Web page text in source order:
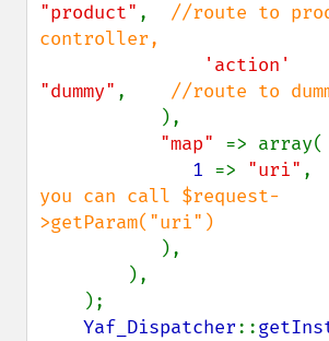
"product" , //route to
controller,
"dummy" , //route to
),
"map" => array(
1 => "uri"
you can call $request-
>getParam("uri")
),
Yaf_Dispatcher::